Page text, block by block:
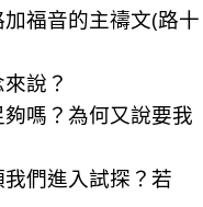
福音的主禱文(路十
說？
嗎？為何又說要我
們進入試探？若